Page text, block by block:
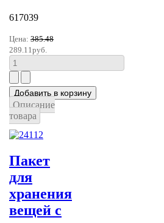
617039
Цена: 385.48
289.11руб.
Описание
товара
Пакет
для
хранения
вещей с